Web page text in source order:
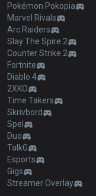
Pokémon Pokopia
Marvel Rivals
Arc Raiders
Slay The Spire 2
Counter Strike 2
Fortnite
Diablo 4
2XKO
Time Takers
Skrivbord
Spel
Duo
TalkG
Esports
Gigs
Streamer Overlay